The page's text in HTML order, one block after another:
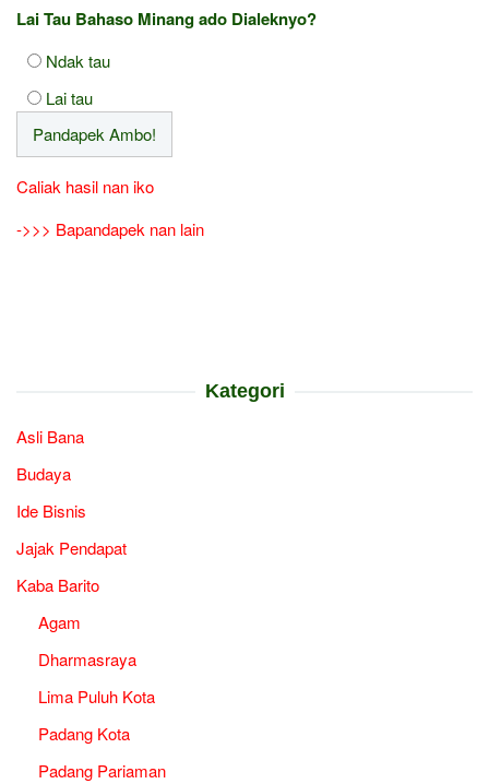
Lai Tau Bahaso Minang ado Dialeknyo?
Ndak tau
Lai tau
Caliak hasil nan iko
->>> Bapandapek nan lain
Kategori
Asli Bana
Budaya
Ide Bisnis
Jajak Pendapat
Kaba Barito
Agam
Dharmasraya
Lima Puluh Kota
Padang Kota
Padang Pariaman